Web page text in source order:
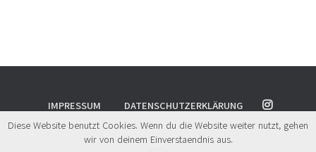
IMPRESSUM DATENSCHUTZERKLÄRUNG
© 2024UMWELT.All rights reserved.
Diese Website benutzt Cookies. Wenn du die Website weiter nutzt, gehen
wir von deinem Einverstaendnis aus.